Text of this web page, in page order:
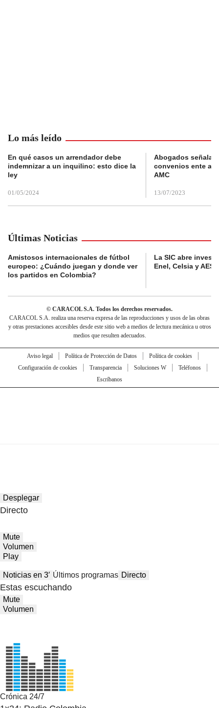
Lo más leído
En qué casos un arrendador debe
indemnizar a un inquilino: esto dice la
ley
01/05/2024
Abogados
convenios ente
AMC
13/07/2023
Últimas Noticias
Amistosos internacionales de fútbol
europeo: ¿Cuándo juegan y donde ver
los partidos en Colombia?
La SIC abre
Enel, Celsia y AES
© CARACOL S.A. Todos los derechos reservados.
CARACOL S.A. realiza una reserva expresa de las reproducciones y usos de las obras
y otras prestaciones accesibles desde este sitio web a medios de lectura mecánica u otros
medios que resulten adecuados.
Aviso legal Política de Protección de Datos
Política de cookies
Configuración de cookies
Transparencia Soluciones W
Teléfonos
Escríbanos
Desplegar
Directo
Mute
Volumen
Play
Noticias en 3′ Últimos programas Directo
Estas escuchando
Mute
Volumen
Crónica 24/7